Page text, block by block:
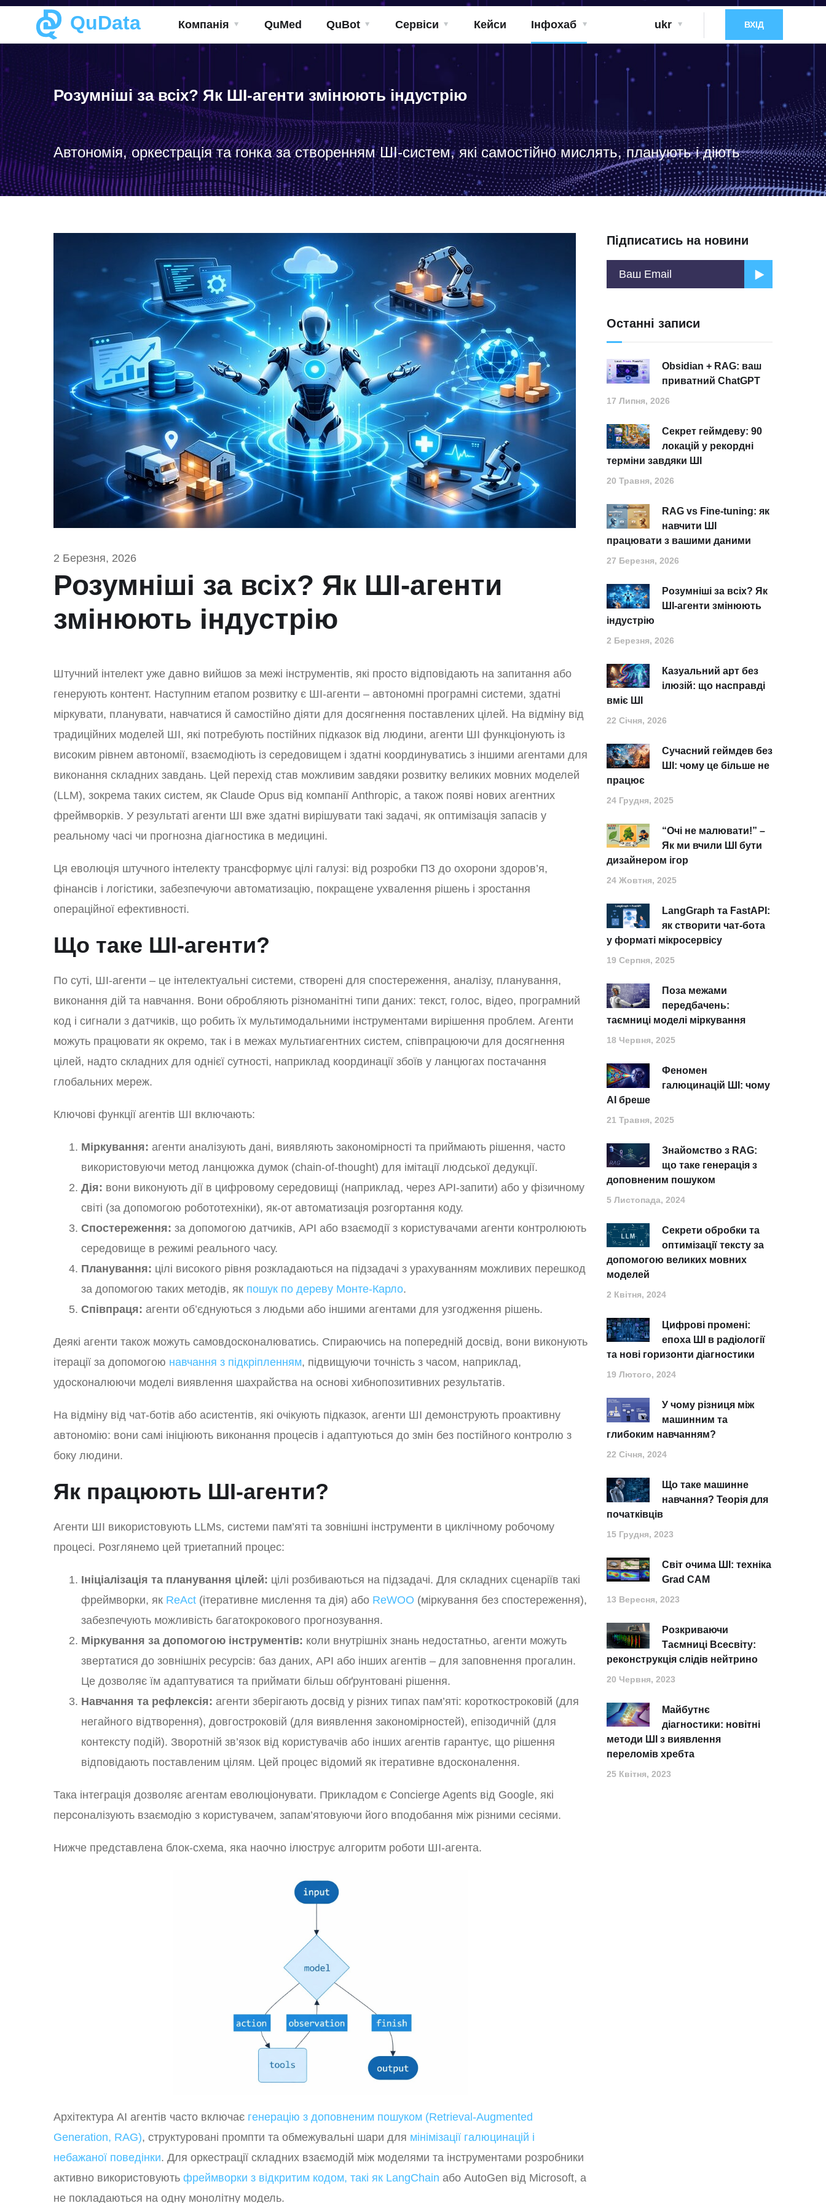
QuData Компанія QuMed QuBot Сервіси Кейси Інфохаб ukr ВХІД
Розумніші за всіх? Як ШІ-агенти змінюють індустрію
Автономія, оркестрація та гонка за створенням ШІ-систем, які самостійно мислять, планують і діють
2 Березня, 2026
Розумніші за всіх? Як ШІ-агенти
змінюють індустрію
Штучний інтелект уже давно вийшов за межі інструментів, які просто відповідають на запитання або
генерують контент. Наступним етапом розвитку є ШІ-агенти – автономні програмні системи, здатні
міркувати, планувати, навчатися й самостійно діяти для досягнення поставлених цілей. На відміну від
традиційних моделей ШІ, які потребують постійних підказок від людини, агенти ШІ функціонують із
високим рівнем автономії, взаємодіють із середовищем і здатні координуватись з іншими агентами для
виконання складних завдань. Цей перехід став можливим завдяки розвитку великих мовних моделей
(LLM), зокрема таких систем, як Claude Opus від компанії Anthropic, а також появі нових агентних
фреймворків. У результаті агенти ШІ вже здатні вирішувати такі задачі, як оптимізація запасів у
реальному часі чи прогнозна діагностика в медицині.
Ця еволюція штучного інтелекту трансформує цілі галузі: від розробки ПЗ до охорони здоров’я,
фінансів і логістики, забезпечуючи автоматизацію, покращене ухвалення рішень і зростання
операційної ефективності.
Що таке ШІ-агенти?
По суті, ШІ-агенти – це інтелектуальні системи, створені для спостереження, аналізу, планування,
виконання дій та навчання. Вони обробляють різноманітні типи даних: текст, голос, відео, програмний
код і сигнали з датчиків, що робить їх мультимодальними інструментами вирішення проблем. Агенти
можуть працювати як окремо, так і в межах мультиагентних систем, співпрацюючи для досягнення
цілей, надто складних для однієї сутності, наприклад координації збоїв у ланцюгах постачання
глобальних мереж.
Ключові функції агентів ШІ включають:
Міркування: агенти аналізують дані, виявляють закономірності та приймають рішення, часто
використовуючи метод ланцюжка думок (chain-of-thought) для імітації людської дедукції.
Дія: вони виконують дії в цифровому середовищі (наприклад, через API-запити) або у фізичному
світі (за допомогою робототехніки), як-от автоматизація розгортання коду.
Спостереження: за допомогою датчиків, API або взаємодії з користувачами агенти контролюють
середовище в режимі реального часу.
Планування: цілі високого рівня розкладаються на підзадачі з урахуванням можливих перешкод
за допомогою таких методів, як пошук по дереву Монте-Карло.
Співпраця: агенти об’єднуються з людьми або іншими агентами для узгодження рішень.
Деякі агенти також можуть самовдосконалюватись. Спираючись на попередній досвід, вони виконують
ітерації за допомогою навчання з підкріпленням, підвищуючи точність з часом, наприклад,
удосконалюючи моделі виявлення шахрайства на основі хибнопозитивних результатів.
На відміну від чат-ботів або асистентів, які очікують підказок, агенти ШІ демонструють проактивну
автономію: вони самі ініціюють виконання процесів і адаптуються до змін без постійного контролю з
боку людини.
Як працюють ШІ-агенти?
Агенти ШІ використовують LLMs, системи пам’яті та зовнішні інструменти в циклічному робочому
процесі. Розглянемо цей триетапний процес:
Ініціалізація та планування цілей: цілі розбиваються на підзадачі. Для складних сценаріїв такі
фреймворки, як ReAct (ітеративне мислення та дія) або ReWOO (міркування без спостереження),
забезпечують можливість багатокрокового прогнозування.
Міркування за допомогою інструментів: коли внутрішніх знань недостатньо, агенти можуть
звертатися до зовнішніх ресурсів: баз даних, API або інших агентів – для заповнення прогалин.
Це дозволяє їм адаптуватися та приймати більш обґрунтовані рішення.
Навчання та рефлексія: агенти зберігають досвід у різних типах пам’яті: короткостроковій (для
негайного відтворення), довгостроковій (для виявлення закономірностей), епізодичній (для
контексту подій). Зворотній зв’язок від користувачів або інших агентів гарантує, що рішення
відповідають поставленим цілям. Цей процес відомий як ітеративне вдосконалення.
Така інтеграція дозволяє агентам еволюціонувати. Прикладом є Concierge Agents від Google, які
персоналізують взаємодію з користувачем, запам’ятовуючи його вподобання між різними сесіями.
Нижче представлена блок-схема, яка наочно ілюструє алгоритм роботи ШІ-агента.
Архітектура AI агентів часто включає генерацію з доповненим пошуком (Retrieval-Augmented
Generation, RAG), структуровані промпти та обмежувальні шари для мінімізації галюцинацій і
небажаної поведінки. Для оркестрації складних взаємодій між моделями та інструментами розробники
активно використовують фреймворки з відкритим кодом, такі як LangChain або AutoGen від Microsoft, а
не покладаються на одну монолітну модель.
Підписатись на новини
Останні записи
Obsidian + RAG: ваш
приватний ChatGPT
17 Липня, 2026
Секрет геймдеву: 90
локацій у рекордні
терміни завдяки ШІ
20 Травня, 2026
RAG vs Fine-tuning: як
навчити ШІ
працювати з вашими даними
27 Березня, 2026
Розумніші за всіх? Як
ШІ-агенти змінюють
індустрію
2 Березня, 2026
Казуальний арт без
ілюзій: що насправді
вміє ШІ
22 Січня, 2026
Сучасний геймдев без
ШІ: чому це більше не
працює
24 Грудня, 2025
“Очі не малювати!” –
Як ми вчили ШІ бути
дизайнером ігор
24 Жовтня, 2025
LangGraph та FastAPI:
як створити чат-бота
у форматі мікросервісу
19 Серпня, 2025
Поза межами
передбачень:
таємниці моделі міркування
18 Червня, 2025
Феномен
галюцинацій ШІ: чому
АІ бреше
21 Травня, 2025
Знайомство з RAG:
що таке генерація з
доповненим пошуком
5 Листопада, 2024
Секрети обробки та
оптимізації тексту за
допомогою великих мовних
моделей
2 Квітня, 2024
Цифрові промені:
епоха ШІ в радіології
та нові горизонти діагностики
19 Лютого, 2024
У чому різниця між
машинним та
глибоким навчанням?
22 Січня, 2024
Що таке машинне
навчання? Теорія для
початківців
15 Грудня, 2023
Світ очима ШІ: техніка
Grad CAM
13 Вересня, 2023
Розкриваючи
Таємниці Всесвіту:
реконструкція слідів нейтрино
20 Червня, 2023
Майбутнє
діагностики: новітні
методи ШІ з виявлення
переломів хребта
25 Квітня, 2023